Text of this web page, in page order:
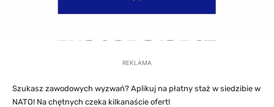
REKLAMA
Szukasz zawodowych wyzwań? Aplikuj na płatny staż w siedzibie w
NATO! Na chętnych czeka kilkanaście ofert!